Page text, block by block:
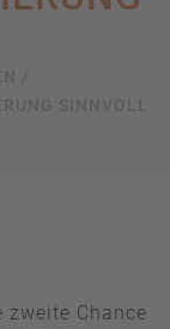
zweite Chance